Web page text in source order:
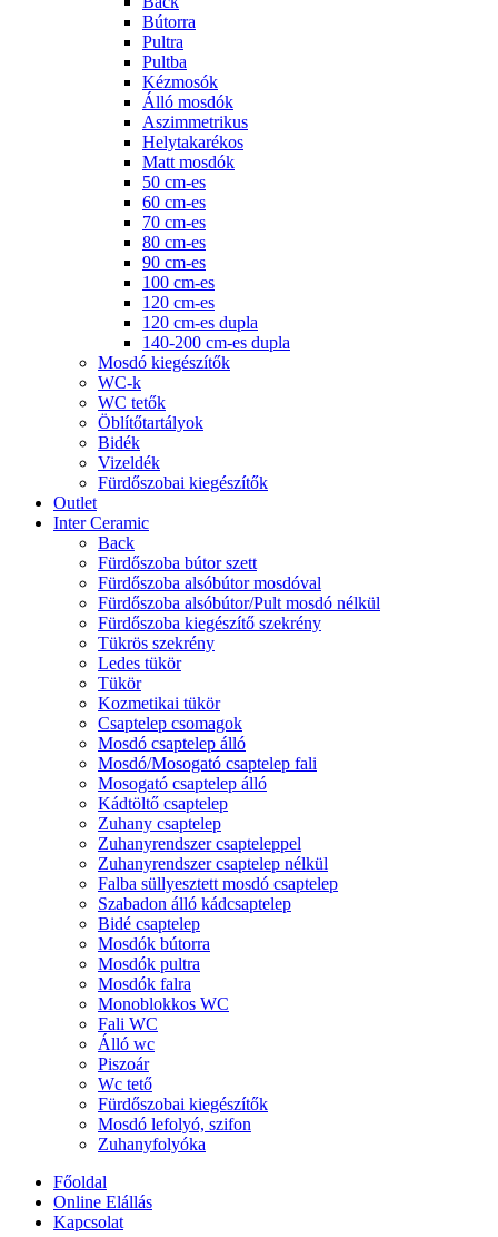
Bútorra
Pultra
Pultba
Kézmosók
Álló mosdók
Aszimmetrikus
Helytakarékos
Matt mosdók
50 cm-es
60 cm-es
70 cm-es
80 cm-es
90 cm-es
100 cm-es
120 cm-es
120 cm-es dupla
140-200 cm-es dupla
Mosdó kiegészítők
WC-k
WC tetők
Öblítőtartályok
Bidék
Vizeldék
Fürdőszobai kiegészítők
Outlet
Inter Ceramic
Back
Fürdőszoba bútor szett
Fürdőszoba alsóbútor mosdóval
Fürdőszoba alsóbútor/Pult mosdó nélkül
Fürdőszoba kiegészítő szekrény
Tükrös szekrény
Ledes tükör
Tükör
Kozmetikai tükör
Csaptelep csomagok
Mosdó csaptelep álló
Mosdó/Mosogató csaptelep fali
Mosogató csaptelep álló
Kádtöltő csaptelep
Zuhany csaptelep
Zuhanyrendszer csapteleppel
Zuhanyrendszer csaptelep nélkül
Falba süllyesztett mosdó csaptelep
Szabadon álló kádcsaptelep
Bidé csaptelep
Mosdók bútorra
Mosdók pultra
Mosdók falra
Monoblokkos WC
Fali WC
Álló wc
Piszoár
Wc tető
Fürdőszobai kiegészítők
Mosdó lefolyó, szifon
Zuhanyfolyóka
Főoldal
Online Elállás
Kapcsolat